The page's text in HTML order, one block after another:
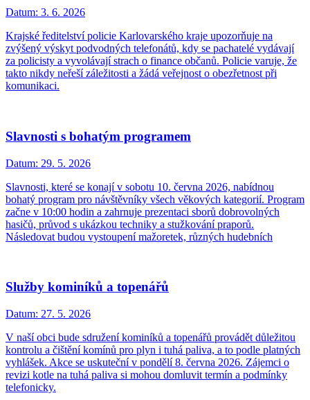
Datum: 3. 6. 2026
Krajské ředitelství policie Karlovarského kraje upozorňuje na
zvýšený výskyt podvodných telefonátů, kdy se pachatelé vydávají
za policisty a vyvolávají strach o finance občanů. Policie varuje, že
takto nikdy neřeší záležitosti a žádá veřejnost o obezřetnost při
komunikaci.
Slavnosti s bohatým programem
Datum: 29. 5. 2026
Slavnosti, které se konají v sobotu 10. června 2026, nabídnou
bohatý program pro návštěvníky všech věkových kategorií. Program
začne v 10:00 hodin a zahrnuje prezentaci sborů dobrovolných
hasičů, průvod s ukázkou techniky a stužkování praporů.
Následovat budou vystoupení mažoretek, různých hudebních
Služby kominíků a topenářů
Datum: 27. 5. 2026
V naší obci bude sdružení kominíků a topenářů provádět důležitou
kontrolu a čištění komínů pro plyn i tuhá paliva, a to podle platných
vyhlášek. Akce se uskuteční v pondělí 8. června 2026. Zájemci o
revizi kotle na tuhá paliva si mohou domluvit termín a podmínky
telefonicky.